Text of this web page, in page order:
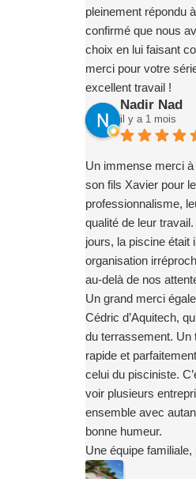
pleinement répondu
confirmé que nous
choix en lui faisant
merci pour votre
excellent travail !
Nadir Nad
il y a 1 mois
Un immense merci
son fils Xavier pour
professionnalisme,
qualité de leur
jours, la piscine était
organisation
au-delà de nos
Un grand merci
Cédric d’Aquitech,
du terrassement. Un
rapide et
celui du pisciniste.
voir plusieurs
ensemble avec
bonne humeur.
Une équipe
l’écoute, qui